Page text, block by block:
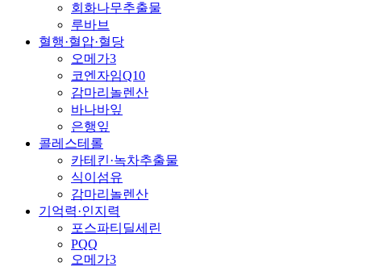
회화나무추출물
루바브
혈행·혈압·혈당
오메가3
코엔자임Q10
감마리놀렌산
바나바잎
은행잎
콜레스테롤
카테킨·녹차추출물
식이섬유
감마리놀렌산
기억력·인지력
포스파티딜세린
PQQ
오메가3